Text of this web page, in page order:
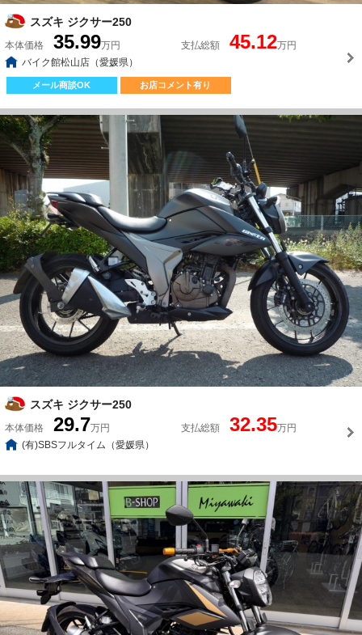
スズキ ジクサー250
本体価格 35.99万円 支払総額 45.12万円
バイク館松山店（愛媛県）
メール商談OK お店コメント有り
スズキ ジクサー250
本体価格 29.7万円 支払総額 32.35万円
(有)SBSフルタイム（愛媛県）